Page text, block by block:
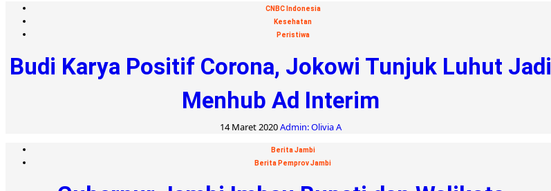
CNBC Indonesia
Kesehatan
Peristiwa
Budi Karya Positif Corona, Jokowi Tunjuk Luhut Jadi
Menhub Ad Interim
14 Maret 2020Admin: Olivia A
Berita Jambi
Berita Pemprov Jambi